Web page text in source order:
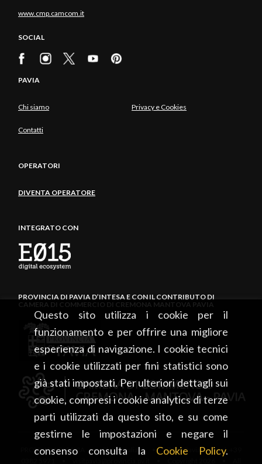
Questo sito utilizza i cookie per il
funzionamento e per offrire una migliore
esperienza di navigazione. I cookie tecnici
e i cookie utilizzati per fini statistici sono
già stati impostati. Per ulteriori dettagli sui
cookie, compresi i cookie analytics di terze
parti utilizzati da questo sito, e su come
gestirne le impostazioni e negare il
consenso consulta la Cookie Policy.
www.cmp.camcom.it
SOCIAL
PAVIA
Chi siamo Privacy e Cookies
Contatti
OPERATORI
DIVENTA OPERATORE
INTEGRATO CON
PROVINCIA DI PAVIA D’INTESA E CON IL CONTRIBUTO DI
CAMERA DI COMMERCIO DI CREMONA MANTOVA PAVIA
PROVINCIA DI PAVIA • Piazza Italia, 2 • 27100 Pavia • tel. +39